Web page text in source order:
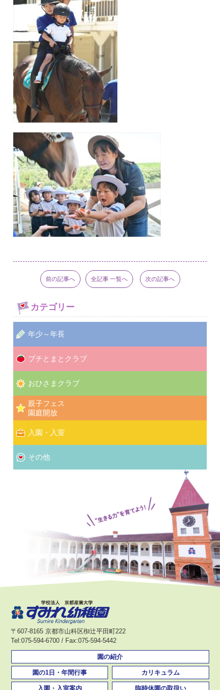
前の記事へ 全記事 一覧へ 次の記事へ
カテゴリー
年少～年長
プチとまとクラブ
おひさまクラブ
親子フェス
園庭開放
入園・入室
その他
〒607-8165 京都市山科区椥辻平田町222
Tel:075-594-6700 / Fax:075-594-5442
園の紹介
カリキュラム
園の1日・年間行事
臨時休園の取扱い
入園・入室案内